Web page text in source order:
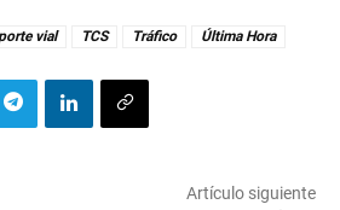
vial TCS Tráfico Última Hora
Artículo siguiente